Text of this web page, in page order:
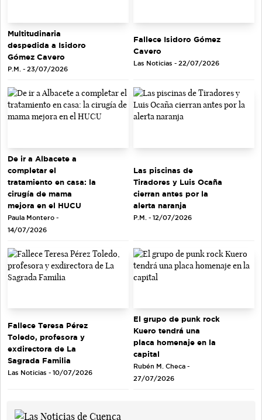
Multitudinaria
despedida a Isidoro
Gómez Cavero
P.M. - 23/07/2026
Fallece Isidoro Gómez
Cavero
Las Noticias - 22/07/2026
De ir a Albacete a
completar el
tratamiento en casa: la
cirugía de mama
mejora en el HUCU
Paula Montero -
14/07/2026
Las piscinas de
Tiradores y Luis Ocaña
cierran antes por la
alerta naranja
P.M. - 12/07/2026
Fallece Teresa Pérez
Toledo, profesora y
exdirectora de La
Sagrada Familia
Las Noticias - 10/07/2026
El grupo de punk rock
Kuero tendrá una
placa homenaje en la
capital
Rubén M. Checa -
27/07/2026